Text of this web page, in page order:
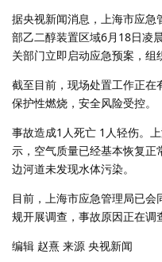
据央视新闻消息，上海市应急
部乙二醇装置区域6月18日凌
关部门立即启动应急预案，组
截至目前，现场处置工作正
保护性燃烧，安全风险受控。
事故造成1人死亡 1人轻伤。
示，空气质量已经基本恢复正
边河道未发现水体污染。
目前，上海市应急管理局已
规开展调查，事故原因正在调
编辑 赵熹 来源 央视新闻